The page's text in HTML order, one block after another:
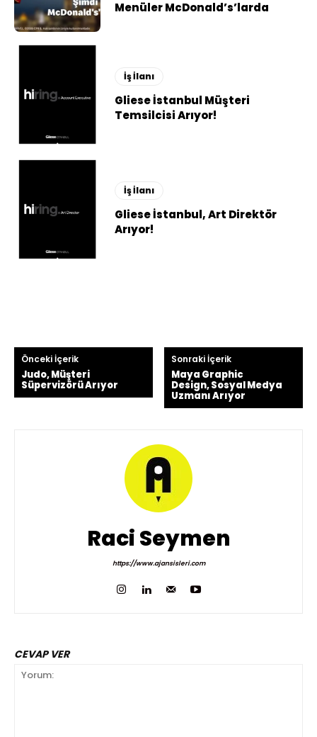
Menüler McDonald’s’larda
İş İlanı
Gliese İstanbul Müşteri
Temsilcisi Arıyor!
İş İlanı
Gliese İstanbul, Art Direktör
Arıyor!
Önceki İçerik
Judo, Müşteri
Süpervizörü Arıyor
Sonraki İçerik
Maya Graphic
Design, Sosyal Medya
Uzmanı Arıyor
Raci Seymen
https://www.ajansisleri.com
CEVAP VER